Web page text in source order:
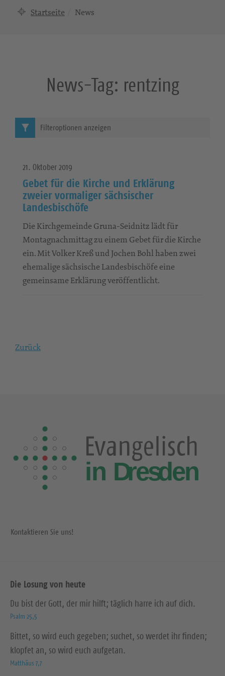
Startseite News
News-Tag: rentzing
21. Oktober 2019
Gebet für die Kirche und Erklärung
zweier vormaliger sächsischer
Landesbischöfe
Die Kirchgemeinde Gruna-Seidnitz lädt für
Montagnachmittag zu einem Gebet für die Kirche
ein. Mit Volker Kreß und Jochen Bohl haben zwei
ehemalige sächsische Landesbischöfe eine
gemeinsame Erklärung veröffentlicht.
Filteroptionen anzeigen
Zurück
Kontaktieren Sie uns!
Die Losung von heute
Du bist der Gott, der mir hilft; täglich harre ich auf dich.
Psalm 25,5
Bittet, so wird euch gegeben; suchet, so werdet ihr finden;
klopfet an, so wird euch aufgetan.
Matthäus 7,7